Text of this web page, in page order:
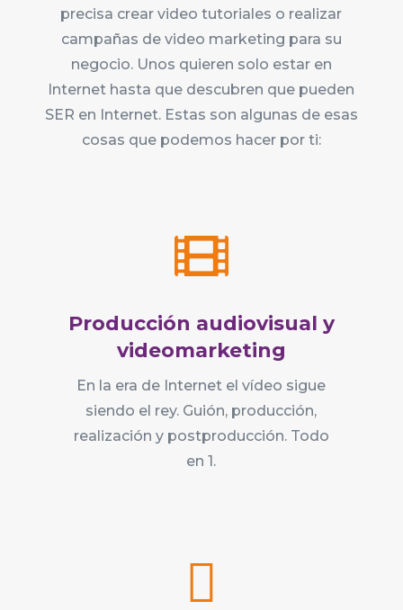
precisa crear video tutoriales o realizar
campañas de video marketing para su
negocio. Unos quieren solo estar en
Internet hasta que descubren que pueden
SER en Internet. Estas son algunas de esas
cosas que podemos hacer por ti:

Producción audiovisual y
videomarketing
En la era de Internet el vídeo sigue
siendo el rey. Guión, producción,
realización y postproducción. Todo
en 1.
